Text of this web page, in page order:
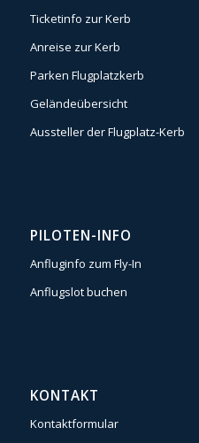
Ticketinfo zur Kerb
Anreise zur Kerb
Parken Flugplatzkerb
Geländeübersicht
Aussteller der Flugplatz-Kerb
PILOTEN-INFO
Anfluginfo zum Fly-In
Anflugslot buchen
KONTAKT
Kontaktformular